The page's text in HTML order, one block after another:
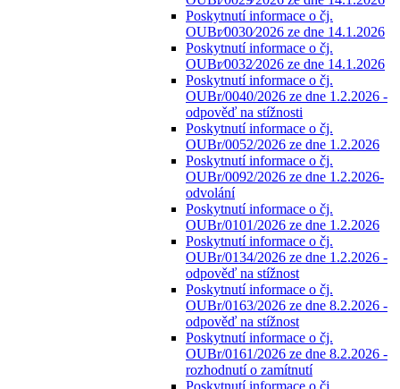
Poskytnutí informace o čj.
OUBr⁄0030⁄2026 ze dne 14.1.2026
Poskytnutí informace o čj.
OUBr⁄0032⁄2026 ze dne 14.1.2026
Poskytnutí informace o čj.
OUBr/0040/2026 ze dne 1.2.2026 -
odpověď na stížnosti
Poskytnutí informace o čj.
OUBr/0052/2026 ze dne 1.2.2026
Poskytnutí informace o čj.
OUBr/0092/2026 ze dne 1.2.2026-
odvolání
Poskytnutí informace o čj.
OUBr/0101/2026 ze dne 1.2.2026
Poskytnutí informace o čj.
OUBr/0134/2026 ze dne 1.2.2026 -
odpověď na stížnost
Poskytnutí informace o čj.
OUBr/0163/2026 ze dne 8.2.2026 -
odpověď na stížnost
Poskytnutí informace o čj.
OUBr/0161/2026 ze dne 8.2.2026 -
rozhodnutí o zamítnutí
Poskytnutí informace o čj.